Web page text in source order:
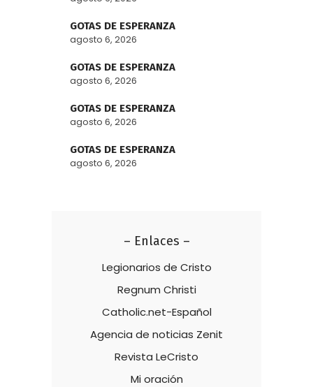
GOTAS DE ESPERANZA
agosto 6, 2026
GOTAS DE ESPERANZA
agosto 6, 2026
GOTAS DE ESPERANZA
agosto 6, 2026
GOTAS DE ESPERANZA
agosto 6, 2026
– Enlaces –
Legionarios de Cristo
Regnum Christi
Catholic.net-Español
Agencia de noticias Zenit
Revista LeCristo
Mi oración